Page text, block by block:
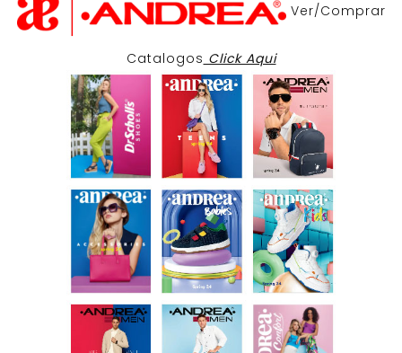
Ver/Comprar
Catalogos Click Aqui